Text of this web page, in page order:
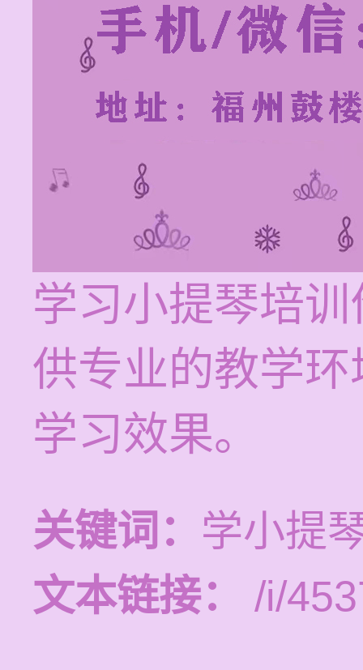
学习小提琴培
供专业的教学
学习效果。
关键词： 学小提
文本链接：
/i/